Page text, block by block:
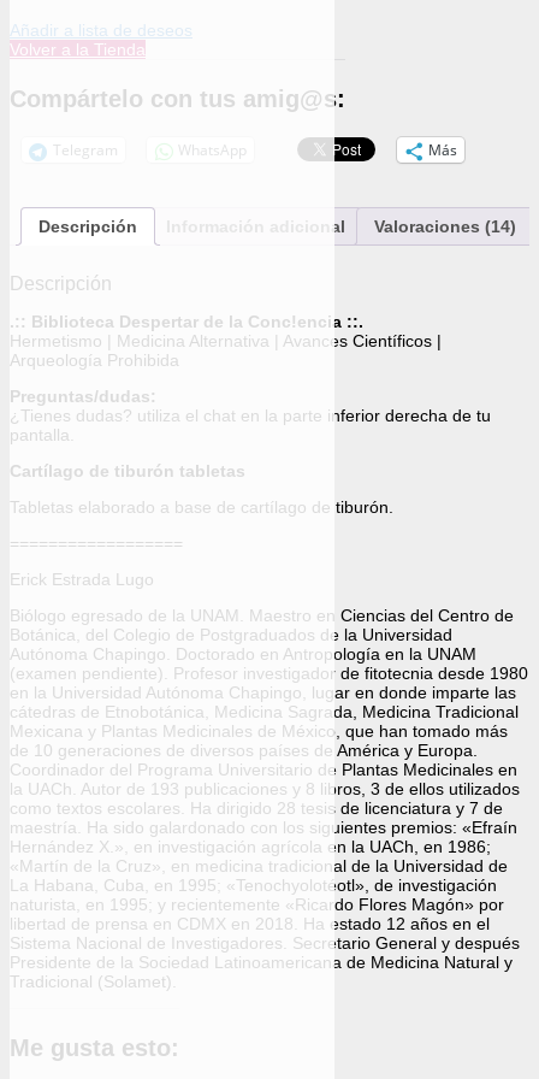
Añadir a lista de deseos
Volver a la Tienda
Compártelo con tus amig@s:
Telegram WhatsApp Más
Descripción Información adicional Valoraciones (14)
Descripción
.:: Biblioteca Despertar de la Conc!encia ::.
Hermetismo | Medicina Alternativa | Avances Científicos |
Arqueología Prohibida
Preguntas/dudas:
¿Tienes dudas? utiliza el chat en la parte inferior derecha de tu
pantalla.
Cartílago de tiburón tabletas
Tabletas elaborado a base de cartílago de tiburón.
==================
Erick Estrada Lugo
Biólogo egresado de la UNAM. Maestro en Ciencias del Centro de
Botánica, del Colegio de Postgraduados de la Universidad
Autónoma Chapingo. Doctorado en Antropología en la UNAM
(examen pendiente). Profesor investigador de fitotecnia desde 1980
en la Universidad Autónoma Chapingo, lugar en donde imparte las
cátedras de Etnobotánica, Medicina Sagrada, Medicina Tradicional
Mexicana y Plantas Medicinales de México, que han tomado más
de 10 generaciones de diversos países de América y Europa.
Coordinador del Programa Universitario de Plantas Medicinales en
la UACh. Autor de 193 publicaciones y 8 libros, 3 de ellos utilizados
como textos escolares. Ha dirigido 28 tesis de licenciatura y 7 de
maestría. Ha sido galardonado con los siguientes premios: «Efraín
Hernández X.», en investigación agrícola en la UACh, en 1986;
«Martín de la Cruz», en medicina tradicional de la Universidad de
La Habana, Cuba, en 1995; «Tenochyolotéotl», de investigación
naturista, en 1995; y recientemente «Ricardo Flores Magón» por
libertad de prensa en CDMX en 2018. Ha estado 12 años en el
Sistema Nacional de Investigadores. Secretario General y después
Presidente de la Sociedad Latinoamericana de Medicina Natural y
Tradicional (Solamet).
Me gusta esto: